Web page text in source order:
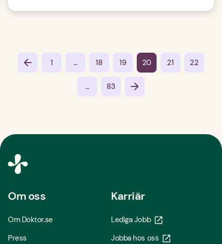
1 ... 18 19 20 21 22
... 83
Om oss
Om Doktor.se
Press
Karriär
Lediga Jobb
Jobba hos oss